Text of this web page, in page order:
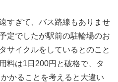
すぎて、バス路線もありませ
定でしたが駅前の駐輪場のお
サイクルをしているとのこと
料は1日200円と破格で、タ
かることを考えると大違い